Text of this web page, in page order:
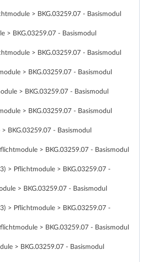
> BKG.03259.07 - Basismodul
> BKG.03259.07 - Basismodul
> BKG.03259.07 - Basismodul
> BKG.03259.07 - Basismodul
> BKG.03259.07 - Basismodul
> BKG.03259.07 - Basismodul
BKG.03259.07 - Basismodul
> BKG.03259.07 - Basismodul
> Pflichtmodule > BKG.03259.07 -
> BKG.03259.07 - Basismodul
> Pflichtmodule > BKG.03259.07 -
> BKG.03259.07 - Basismodul
> BKG.03259.07 - Basismodul